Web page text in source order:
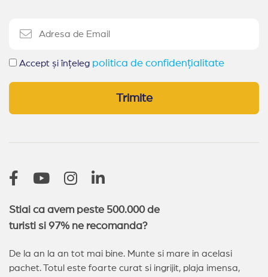
Accept și înțeleg politica de confidențialitate
Trimite
Stiai ca avem peste 500.000 de
turisti si 97% ne recomanda?
De la an la an tot mai bine. Munte si mare in acelasi
pachet. Totul este foarte curat si ingrijit, plaja imensa,